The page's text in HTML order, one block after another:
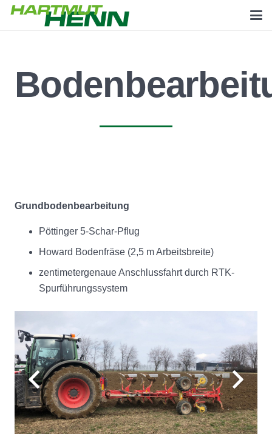
Grundbodenbearbeitung
Pöttinger 5-Schar-Pflug
Howard Bodenfräse (2,5 m Arbeitsbreite)
zentimetergenaue Anschlussfahrt durch RTK-
Spurführungssystem